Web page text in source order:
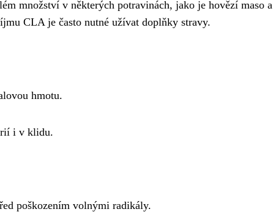
množství v některých potravinách, jako je hovězí maso a
CLA je často nutné užívat doplňky stravy.
hmotu.
i v klidu.
poškozením volnými radikály.